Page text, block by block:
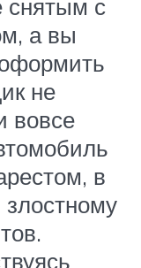
снятым с
а вы
не
вовсе
в